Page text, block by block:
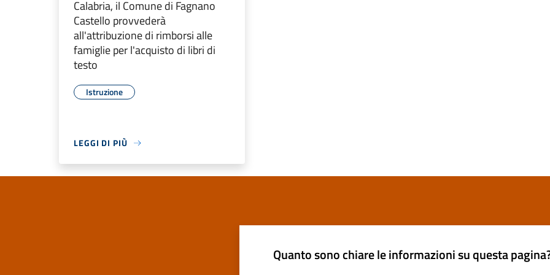
Calabria, il Comune di Fagnano
Castello provvederà
all'attribuzione di rimborsi alle
famiglie per l'acquisto di libri di
testo
Istruzione
LEGGI DI PIÙ
Quanto sono chiare le informazioni su questa